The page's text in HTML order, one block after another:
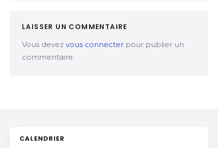
LAISSER UN COMMENTAIRE
Vous devez vous connecter pour publier un
commentaire.
CALENDRIER